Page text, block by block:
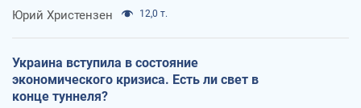
Юрий Христензен 12,0 т.
Украина вступила в состояние
экономического кризиса. Есть ли свет в
конце туннеля?